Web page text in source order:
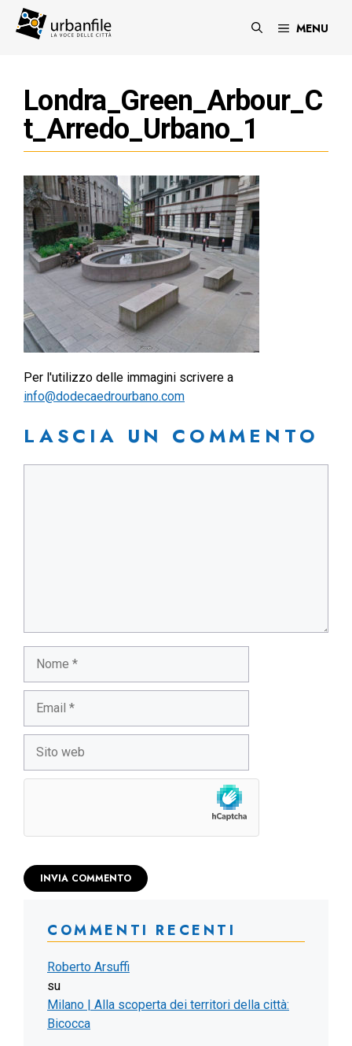
MENU
Londra_Green_Arbour_C
t_Arredo_Urbano_1
Per l'utilizzo delle immagini scrivere a
info@dodecaedrourbano.com
LASCIA UN COMMENTO
web
COMMENTI RECENTI
Roberto Arsuffi
su
Milano | Alla scoperta dei territori della città:
Bicocca